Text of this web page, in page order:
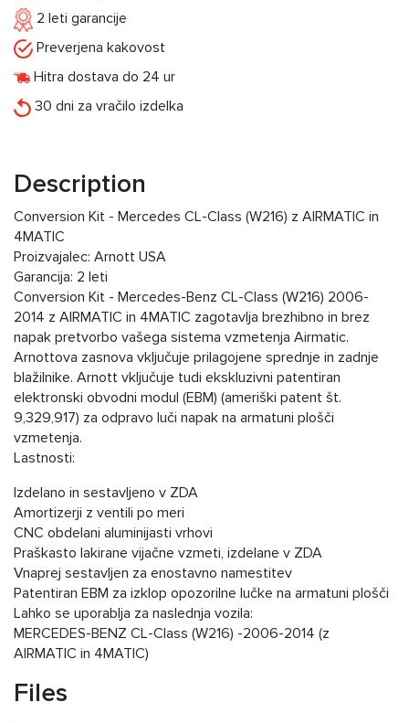
2 leti garancije
Preverjena kakovost
Hitra dostava do 24 ur
30 dni za vračilo izdelka
Description
Conversion Kit - Mercedes CL-Class (W216) z AIRMATIC in
4MATIC
Proizvajalec: Arnott USA
Garancija: 2 leti
Conversion Kit - Mercedes-Benz CL-Class (W216) 2006-
2014 z AIRMATIC in 4MATIC zagotavlja brezhibno in brez
napak pretvorbo vašega sistema vzmetenja Airmatic.
Arnottova zasnova vključuje prilagojene sprednje in zadnje
blažilnike. Arnott vključuje tudi ekskluzivni patentiran
elektronski obvodni modul (EBM) (ameriški patent št.
9,329,917) za odpravo luči napak na armatuni plošči
vzmetenja.
Lastnosti:
Izdelano in sestavljeno v ZDA
Amortizerji z ventili po meri
CNC obdelani aluminijasti vrhovi
Praškasto lakirane vijačne vzmeti, izdelane v ZDA
Vnaprej sestavljen za enostavno namestitev
Patentiran EBM za izklop opozorilne lučke na armatuni plošči
Lahko se uporablja za naslednja vozila:
MERCEDES-BENZ CL-Class (W216) -2006-2014 (z
AIRMATIC in 4MATIC)
Files